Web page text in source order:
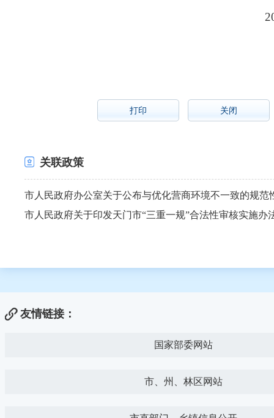
2021年3月
打印 关闭
关联政策
市人民政府关于印发天门市“三重一规”合法性审核实施办
友情链接：
国家部委网站
市、州、林区网站